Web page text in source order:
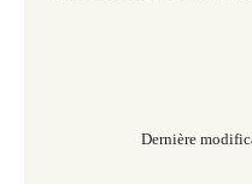
Dernière